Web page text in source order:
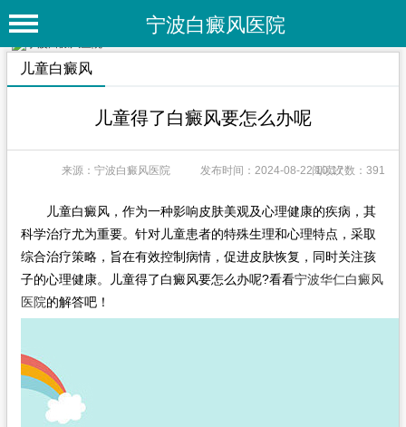
宁波白癜风医院
首 页
专家团队
特色疗法
白癜风常识
白癜风人群
白癜风部位
白癜风类型
在线问诊
儿童白癜风
儿童得了白癜风要怎么办呢
来源：宁波白癜风医院 发布时间：2024-08-22 10:17阅读次数：391
儿童白癜风，作为一种影响皮肤美观及心理健康的疾病，其
科学治疗尤为重要。针对儿童患者的特殊生理和心理特点，采取
综合治疗策略，旨在有效控制病情，促进皮肤恢复，同时关注孩
子的心理健康。儿童得了白癜风要怎么办呢?看看宁波华仁白癜风
医院的解答吧！